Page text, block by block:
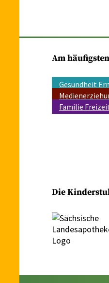
Am
Gesundheit
Familie
Die